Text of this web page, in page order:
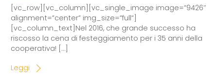
[vc_row][vc_column][vc_single_image image=”9426″
alignment=”center” img_size=”full”]
[vc_column_text]Nel 2016, che grande successo ha
riscosso la cena di festeggiamento per i 35 anni della
cooperativa! […]
Leggi